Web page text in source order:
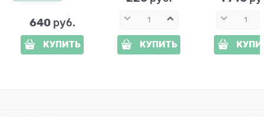
640 руб.
КУПИТЬ КУПИТЬ